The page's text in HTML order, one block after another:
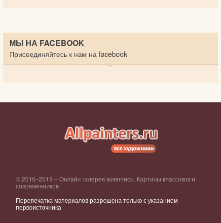
МЫ НА FACEBOOK
Присоединяйтесь к нам на facebook
© 2010–2019 – Онлайн галерея живописи. Картины классиков и
современников
Перепечатка материалов разрешена только с указанием
первоисточника